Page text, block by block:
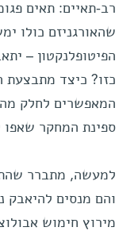
רב-תאיים: תאים
שהאורגניזם כולו
הפיטופלנקטון –
כזו? כיצד מתבצעת
המאפשרים לחלק
ספינת המחקר שאפו
למעשה, מתברר
והם מנסים
מירוץ חימוש